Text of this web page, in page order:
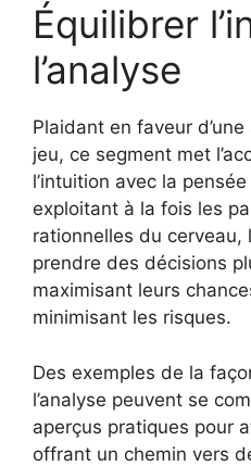
Équilibrer
l’analyse
Plaidant en faveur
jeu, ce segment met
l’intuition avec la
exploitant à la fois les
rationnelles du cerveau,
prendre des décisions
maximisant leurs
minimisant les risques.
Des exemples de la
l’analyse peuvent se
aperçus pratiques pour
offrant un chemin vers